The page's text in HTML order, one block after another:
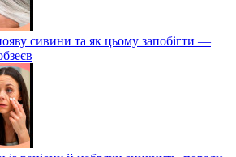
сивини та як цьому запобігти —